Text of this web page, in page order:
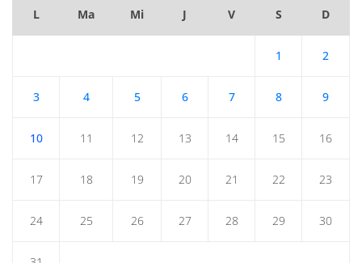
L Ma Mi J V S D
1 2
3 4 5 6 7 8 9
10 11 12 13 14 15 16
17 18 19 20 21 22 23
24 25 26 27 28 29 30